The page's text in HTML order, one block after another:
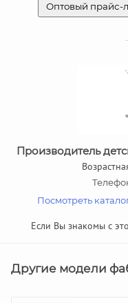
Оптовый прайс-
Производитель
Посмотреть
Если Вы знакомы с
Другие модели